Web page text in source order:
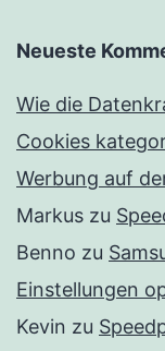
Neueste
Wie die
Cookies
Werbung auf
Markus zu
Benno zu
Einstellungen
Kevin zu